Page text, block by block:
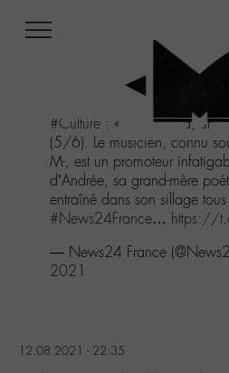
menu
Aller
au
contenu
Aller
recherche
#Culture : « Les Chedid, une
(5/6). Le musicien, connu
M-, est un promoteur
d’Andrée, sa grand-mère
entraîné dans son sillage
#News24France… https://
— News24 France
2021
12.08.2021 - 22:35